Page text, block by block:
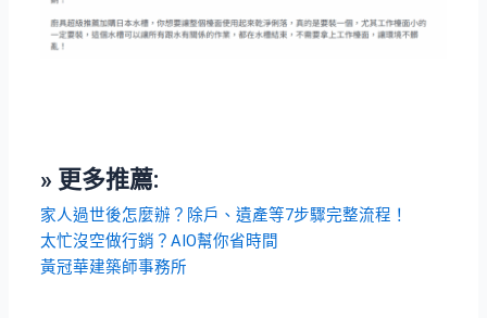
» 更多推薦:
家人過世後怎麼辦？除戶、遺產等7步驟完整流程！
太忙沒空做行銷？AIO幫你省時間
黃冠華建築師事務所